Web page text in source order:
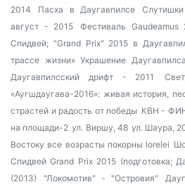
2014
Пасха в Даугавпилсе
август - 2015
Фестиваль Gaudeamus
Спидвей; "Grand Prix" 2015 в
трассе жизни»Украшение
Даугавпилсский дрифт - 2011
«Аугшдаугава-2016»: живая история,
страстей и радость от победы КВН -
на площади-2 ул. Виршу, 48 ул. Шаура,
Востоку все возрасты покорны lorelei
Спидвей Grand Prix 2015 (подготовка;
(2013)
"Локомотив" - "Островия"